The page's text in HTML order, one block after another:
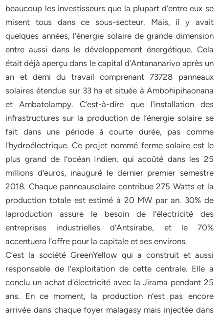
beaucoup les investisseurs que la plupart d’entre eux se
misent tous dans ce sous-secteur. Mais, il y avait
quelques années, l’énergie solaire de grande dimension
entre aussi dans le développement énergétique. Cela
était déjà aperçu dans le capital d’Antananarivo après un
an et demi du travail comprenant 73728 panneaux
solaires étendue sur 33 ha et située à Ambohipihaonana
et Ambatolampy. C’est-à-dire que l’installation des
infrastructures sur la production de l’énergie solaire se
fait dans une période à courte durée, pas comme
l’hydroélectrique. Ce projet nommé ferme solaire est le
plus grand de l’océan Indien, qui acoûté dans les 25
millions d’euros, inauguré le dernier premier semestre
2018. Chaque panneausolaire contribue 275 Watts et la
production totale est estimé à 20 MW par an. 30% de
laproduction assure le besoin de l’électricité des
entreprises industrielles d’Antsirabe, et le 70%
accentuera l’offre pour la capitale et ses environs.
C’est la société GreenYellow qui a construit et aussi
responsable de l’exploitation de cette centrale. Elle a
conclu un achat d’électricité avec la Jirama pendant 25
ans. En ce moment, la production n’est pas encore
arrivée dans chaque foyer malagasy mais injectée dans